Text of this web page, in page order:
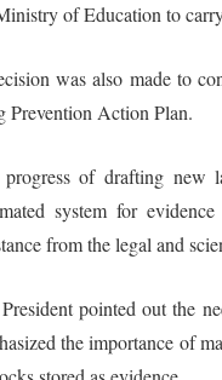
of Education to
was also made to
Prevention Action Plan.
of drafting new
system for
from the legal and
pointed out the
the importance of